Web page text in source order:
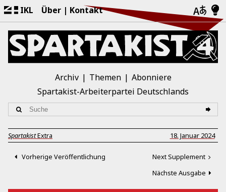
IKL Über Kontakt
Archiv Themen
Abonniere
Spartakist-Arbeiterpartei Deutschlands
SpartakistExtra 18. Januar 2024
Vorherige Veröffentlichung
Next Supplement
Nächste Ausgabe